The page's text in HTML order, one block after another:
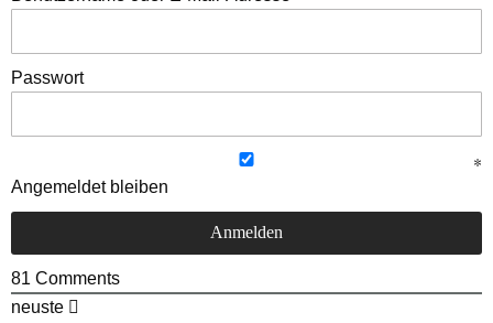
Passwort
Angemeldet bleiben
81 Comments
neuste